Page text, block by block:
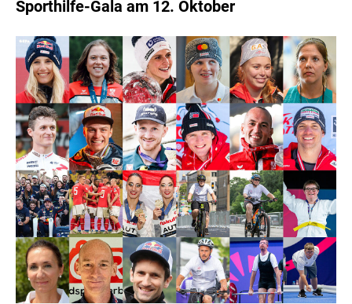
SPORTS MEDIA AUSTRIA
CULINARIUS
RECYCLEMICH-INITIATIVE
VIER HOCH VIER
ALFIES
HANNERSBERG
WILHELM-EXNER-MEDAILLEN STIFTUNG
ADMIRAL SPORTWETTEN
EWP RECYCLING PFAND ÖSTERREICH
ANNEMARIE CHARITY
IMPERIAL MARKETS
TRÄGERVEREIN EINWEGPFAND
SPECIAL OLYMPICS ÖSTERREICH
Sporthilfe-Gala am 12. Oktober